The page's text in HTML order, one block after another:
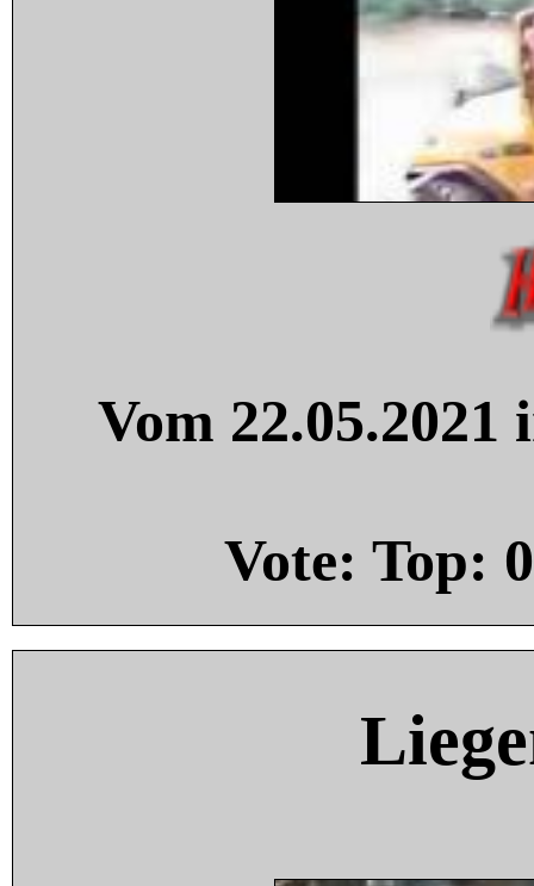
Vom
Vote: Top: 0